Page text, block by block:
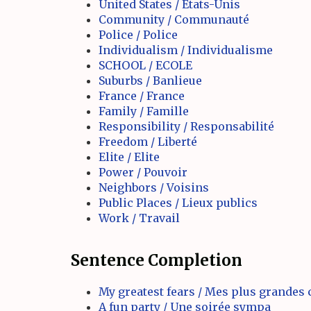
United States / Etats-Unis
Community / Communauté
Police / Police
Individualism / Individualisme
SCHOOL / ECOLE
Suburbs / Banlieue
France / France
Family / Famille
Responsibility / Responsabilité
Freedom / Liberté
Elite / Elite
Power / Pouvoir
Neighbors / Voisins
Public Places / Lieux publics
Work / Travail
Sentence Completion
My greatest fears / Mes plus grandes
A fun party / Une soirée sympa